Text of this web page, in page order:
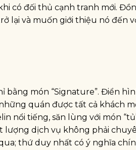
có đối thủ cạnh tranh mới.
lại và muốn giới thiệu nó đến
bằng món “Signature”. Điển
quán được tất cả khách
nổi tiếng, săn lùng với món
lượng dịch vụ không phải
thứ duy nhất có ý nghĩa